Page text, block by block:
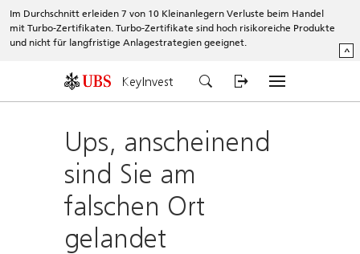
Im Durchschnitt erleiden 7 von 10 Kleinanlegern Verluste beim Handel
mit Turbo-Zertifikaten. Turbo-Zertifikate sind hoch risikoreiche Produkte
und nicht für langfristige Anlagestrategien geeignet.
^
KeyInvest
Ups, anscheinend
sind Sie am
falschen Ort
gelandet